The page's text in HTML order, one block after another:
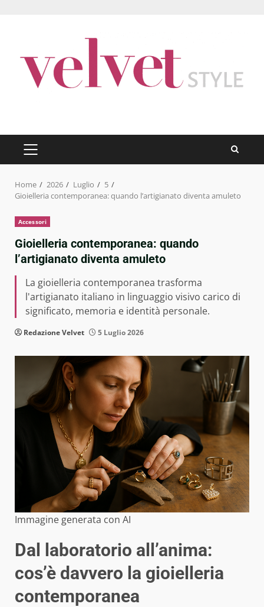
PRIMARY
MENU
Home 2026 Luglio
5
Gioielleria contemporanea: quando l’artigianato diventa amuleto
Accessori
Gioielleria contemporanea: quando
l’artigianato diventa amuleto
La gioielleria contemporanea trasforma
l'artigianato italiano in linguaggio visivo carico di
significato, memoria e identità personale.
Redazione Velvet 5 Luglio 2026
Immagine generata con AI
Dal laboratorio all’anima:
cos’è davvero la gioielleria
contemporanea